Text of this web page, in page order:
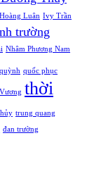
Hoàng Luân Ivy Trần
trường
Nhâm Phương Nam
quốc phục
thời
trung quang
đan trường